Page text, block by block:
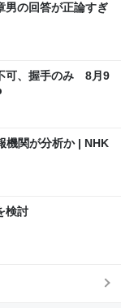
男の回答が正論すぎ
可、握手のみ 8月9
機関が分析か | NHK
検討